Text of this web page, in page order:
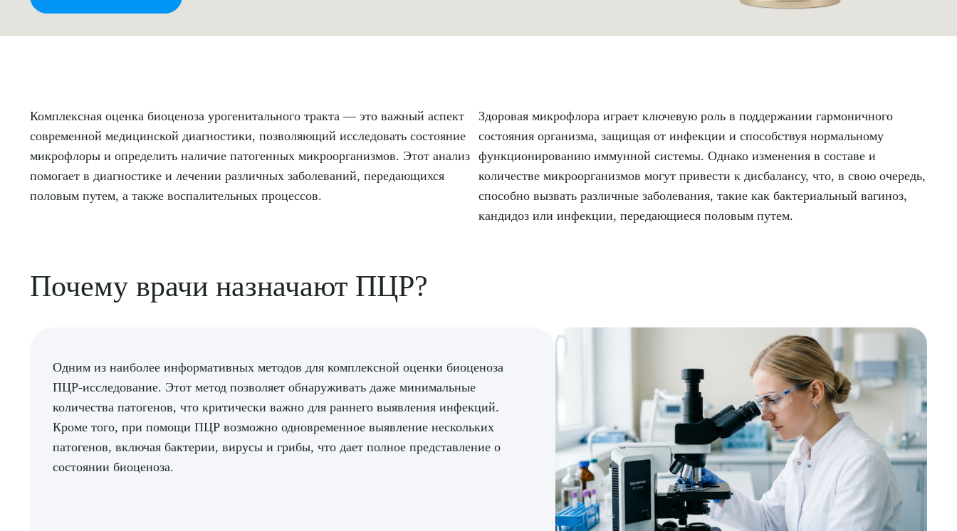
Комплексная оценка биоценоза урогенитального тракта — это важный аспект
современной медицинской диагностики, позволяющий исследовать состояние
микрофлоры и определить наличие патогенных микроорганизмов. Этот анализ
помогает в диагностике и лечении различных заболеваний, передающихся
половым путем, а также воспалительных процессов.
Здоровая микрофлора играет ключевую роль в поддержании гармоничного
состояния организма, защищая от инфекции и способствуя нормальному
функционированию иммунной системы. Однако изменения в составе и
количестве микроорганизмов могут привести к дисбалансу, что, в свою очередь,
способно вызвать различные заболевания, такие как бактериальный вагиноз,
кандидоз или инфекции, передающиеся половым путем.
Почему врачи назначают ПЦР?
Одним из наиболее информативных методов для комплексной оценки биоценоза
ПЦР-исследование. Этот метод позволяет обнаруживать даже минимальные
количества патогенов, что критически важно для раннего выявления инфекций.
Кроме того, при помощи ПЦР возможно одновременное выявление нескольких
патогенов, включая бактерии, вирусы и грибы, что дает полное представление о
состоянии биоценоза.